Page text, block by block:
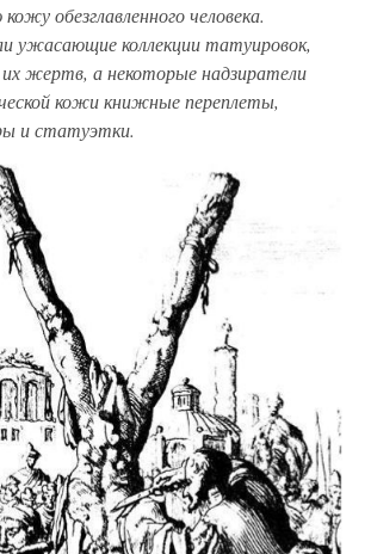
обезглавленного человека.
ужасающие коллекции татуировок,
их жертв, а некоторые надзиратели
кожи книжные переплеты,
и статуэтки.